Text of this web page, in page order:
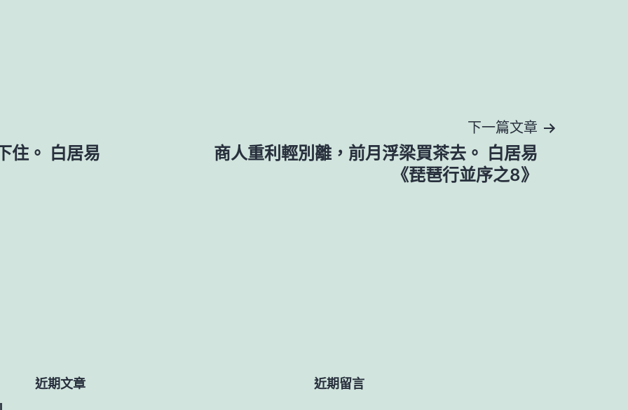
住。 白居易
下一篇文章
商人重利輕別離，前月浮梁買茶去。 白居易
《琵琶行並序之8》
近期文章 近期留言